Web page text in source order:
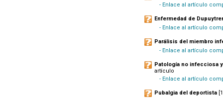
- Enlace al artículo
Enfermedad de
- Enlace al artículo
Parálisis del miembro
- Enlace al artículo
Patología no infecciosa
artículo
- Enlace al artículo
Pubalgia del deportista